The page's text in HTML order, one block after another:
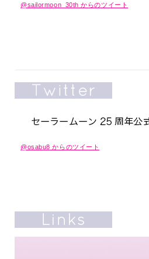
@sailormoon_30th からのツイート
@osabu8 からのツイート